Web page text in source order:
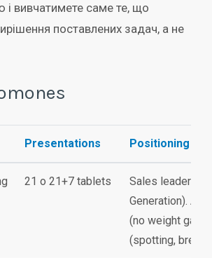
і вивчатимете саме те, що
поставлених задач, а не
Presentations Positioning
21 o 21+7 tablets
Sales leader
Generation).
(no weight
(spotting,